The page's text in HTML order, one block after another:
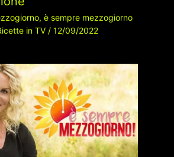
, è sempre mezzogiorno
in TV/ 12/09/2022